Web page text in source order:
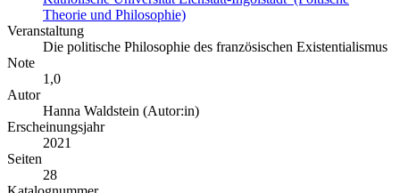
Theorie und Philosophie)
Veranstaltung
Die politische Philosophie des französischen Existentialismus
Note
1,0
Autor
Hanna Waldstein (Autor:in)
Erscheinungsjahr
2021
Seiten
28